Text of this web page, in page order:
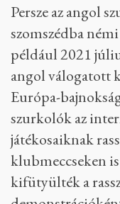
Persze az angol
szomszédba
például 2021
angol válogatott
Európa-
szurkolók az
játékosaiknak
klubmeccseken
kifütyülték a